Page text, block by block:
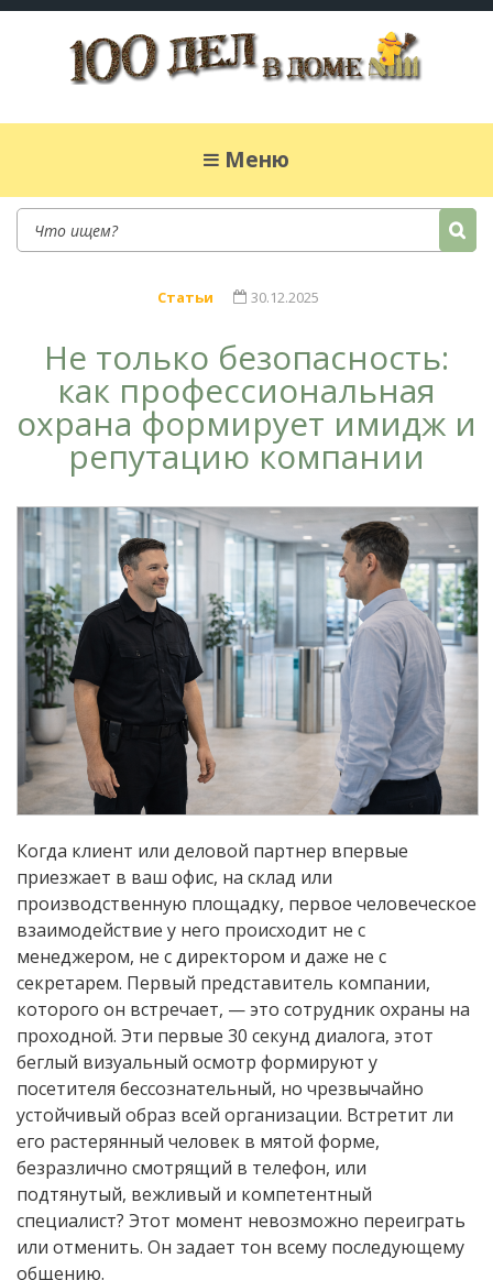
простые рецепты.Меню
Статьи 30.12.2025
Не только безопасность:
как профессиональная
охрана формирует имидж и
репутацию компании
Когда клиент или деловой партнер впервые
приезжает в ваш офис, на склад или
производственную площадку, первое человеческое
взаимодействие у него происходит не с
менеджером, не с директором и даже не с
секретарем. Первый представитель компании,
которого он встречает, — это сотрудник охраны на
проходной. Эти первые 30 секунд диалога, этот
беглый визуальный осмотр формируют у
посетителя бессознательный, но чрезвычайно
устойчивый образ всей организации. Встретит ли
его растерянный человек в мятой форме,
безразлично смотрящий в телефон, или
подтянутый, вежливый и компетентный
специалист? Этот момент невозможно переиграть
или отменить. Он задает тон всему последующему
общению.